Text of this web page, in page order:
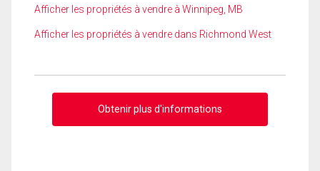
Afficher les propriétés à vendre à Winnipeg, MB
Afficher les propriétés à vendre dans Richmond West
Obtenir plus d'informations